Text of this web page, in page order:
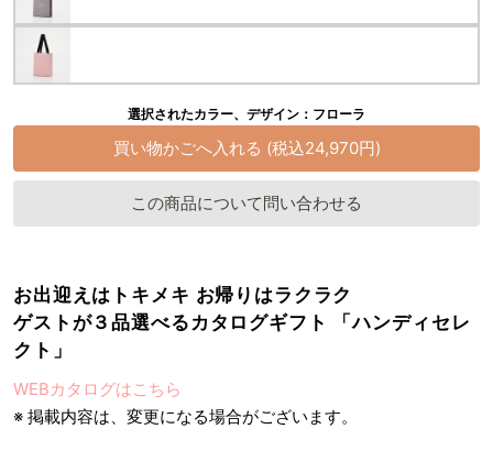
選択されたカラー、デザイン：フローラ
この商品について問い合わせる
お出迎えはトキメキ お帰りはラクラク
ゲストが３品選べるカタログギフト 「ハンディセレ
クト」
WEBカタログはこちら
※ 掲載内容は、変更になる場合がございます。